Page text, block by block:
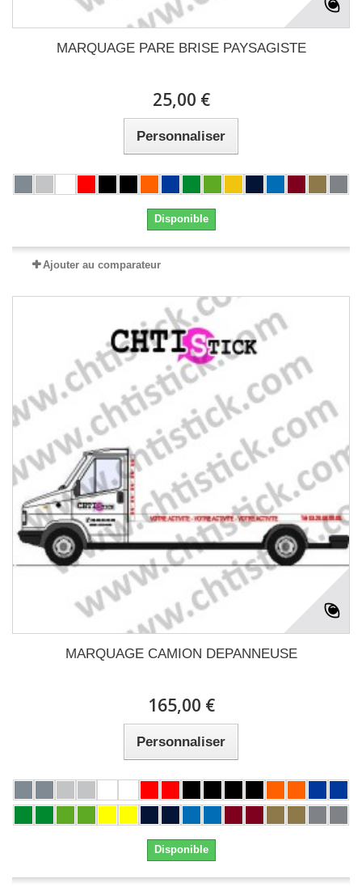
MARQUAGE PARE BRISE PAYSAGISTE
25,00 €
Personnaliser
Disponible
Ajouter au comparateur
MARQUAGE CAMION DEPANNEUSE
165,00 €
Personnaliser
Disponible